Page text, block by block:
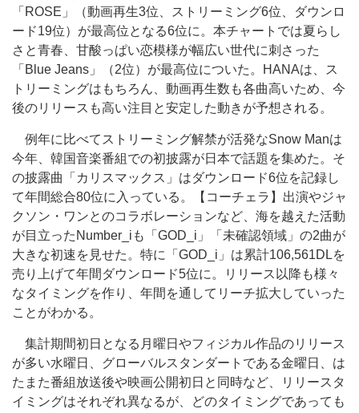
「ROSE」（動画再生3位、ストリーミング6位、ダウンロ
ード19位）が最高位となる6位に。本チャートでは夏らし
さと青春、甘酸っぱい恋模様が幅広い世代に刺さった
「Blue Jeans」（2位）が最高位についた。HANAは、ス
トリーミングはもちろん、動画再生数も各曲高いため、今
後のリリースも高い注目と安定した動きが予想される。
例年に比べてストリーミング解禁が活発なSnow Manは
今年、韓国音楽番組での初披露が日本で話題を集めた。そ
の披露曲「カリスマックス」はダウンロード6位を記録し
て年間総合80位に入っている。【コーチェラ】出演やジャ
クソン・ワンとのコラボレーションなど、海を越えた活動
が目立ったNumber_iも「GOD_i」「未確認領域」の2曲が
大きな初速を見せた。特に「GOD_i」は累計106,561DLを
売り上げて年間ダウンロード5位に。リリース以降も様々
なタイミングを作り、年間を通してリーチ拡大していった
ことがわかる。
集計期間初日となる月曜日やフィジカル作品のリリース
が多い水曜日、グローバルスタンダートである金曜日、は
たまた番組放送後や映画公開初日と同時など、リリースタ
イミングはそれぞれ異なるが、どのタイミングであっても